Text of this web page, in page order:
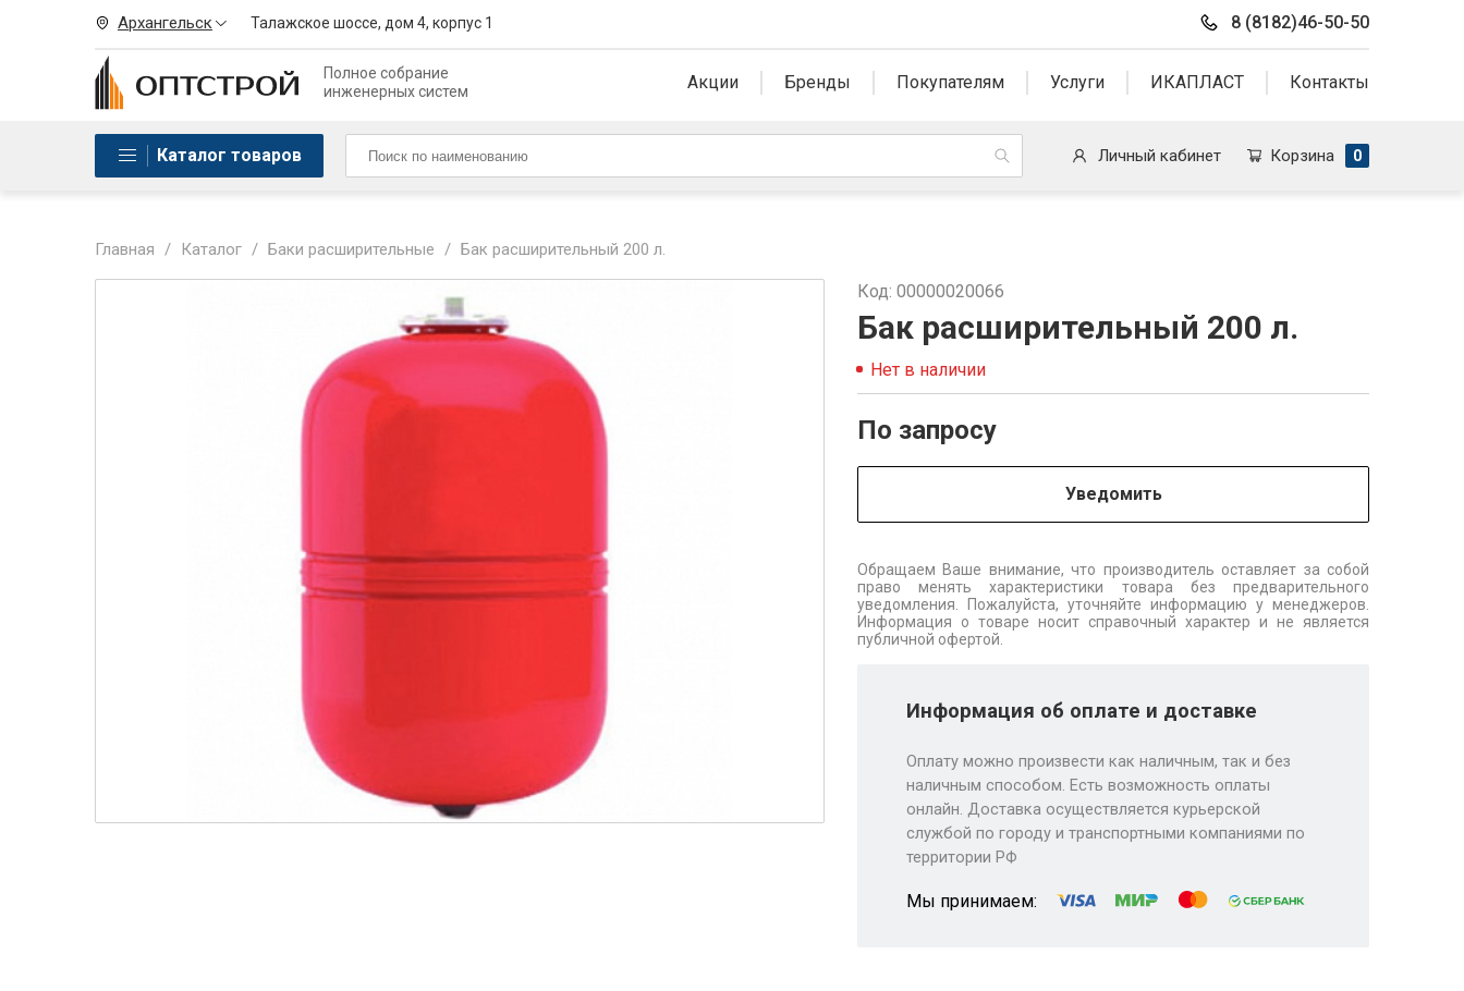
Архангельск Талажское шоссе, дом 4, корпус 1 8 (8182)46-50-50
Полное собрание
инженерных систем
Акции Бренды Покупателям Услуги ИКАПЛАСТ Контакты
Каталог товаров Личный кабинет Корзина 0
Главная / Каталог / Баки расширительные / Бак расширительный 200 л.
Код: 00000020066
Бак расширительный 200 л.
Нет в наличии
По запросу
Уведомить
Обращаем Ваше внимание, что производитель оставляет за собой
право менять характеристики товара без предварительного
уведомления. Пожалуйста, уточняйте информацию у менеджеров.
Информация о товаре носит справочный характер и не является
публичной офертой.
Информация об оплате и доставке
Оплату можно произвести как наличным, так и без
наличным способом. Есть возможность оплаты
онлайн. Доставка осуществляется курьерской
службой по городу и транспортными компаниями по
территории РФ
Мы принимаем: